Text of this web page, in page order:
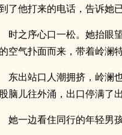
了他打来的电话，告诉她
时之序心口一松。她抬眼
空气扑面而来，带着岭澜
东出站口人潮拥挤，岭澜
脑儿往外涌，出口停满了
她一边看住同行的年轻男